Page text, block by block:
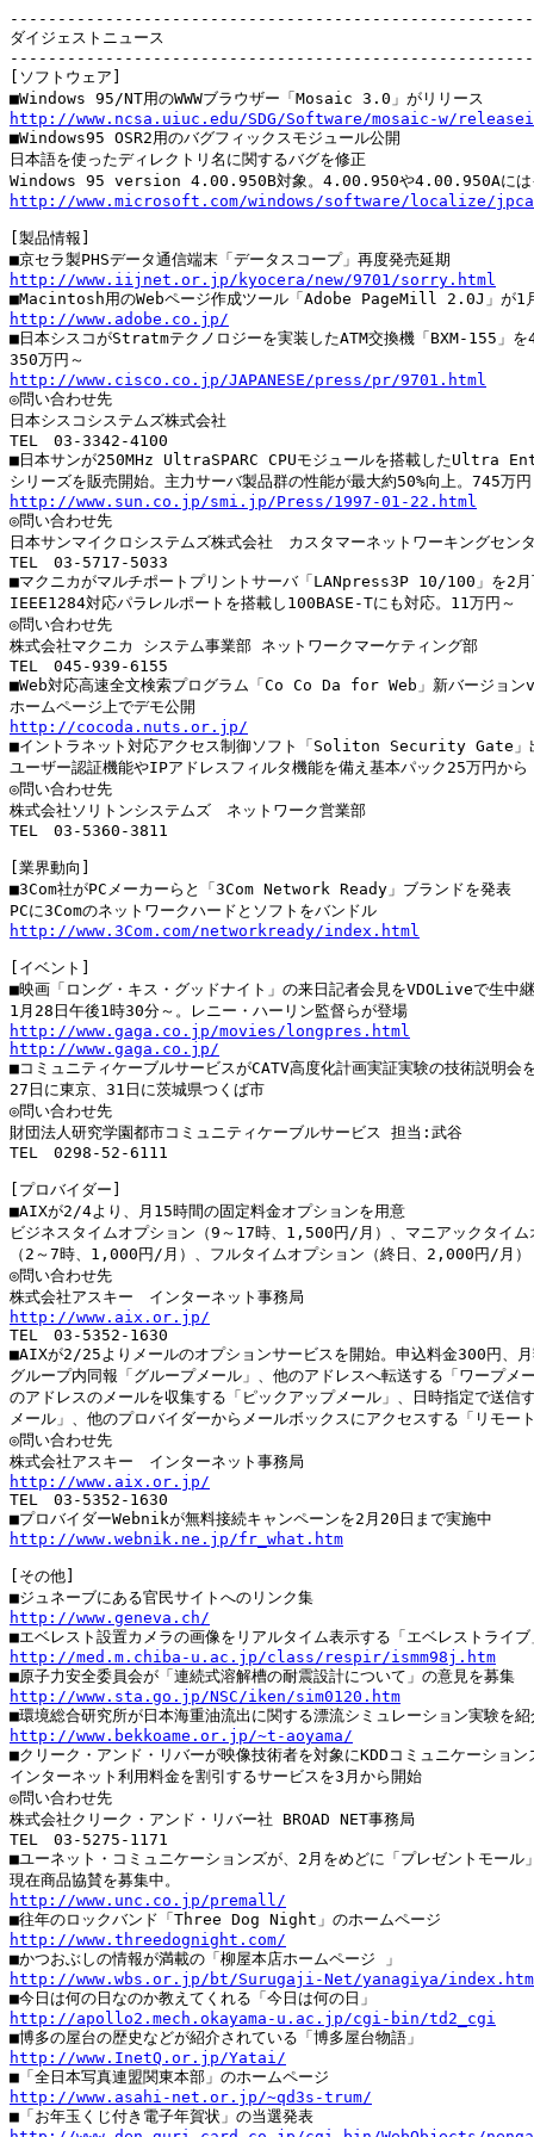
ダイジェストニュース
[ソフトウェア]
http://www.ncsa.uiuc.edu/SDG/Software/mosaic-w/
■Windows95 OSR2用のバグフィックスモジュール公開
日本語を使ったディレクトリ名に関するバグを修正
http://www.microsoft.com/windows/software/localize/
[製品情報]
http://www.iijnet.or.jp/kyocera/new/9701/sorry.html
http://www.adobe.co.jp/
■日本シスコがStratmテクノロジーを実装したATM交換機「BXM-155」を
http://www.cisco.co.jp/JAPANESE/press/pr/9701.html
◎問い合わせ先
日本シスコシステムズ株式会社
TEL　03-3342-4100
■日本サンが250MHz UltraSPARC CPUモジュールを搭載したUltra
http://www.sun.co.jp/smi.jp/Press/1997-01-22.html
◎問い合わせ先
日本サンマイクロシステムズ株式会社　カスタマーネットワーキングセン
TEL　03-5717-5033
■マクニカがマルチポートプリントサーバ「LANpress3P 10/100」を2月
IEEE1284対応パラレルポートを搭載し100BASE-Tにも対応。11万円～
◎問い合わせ先
株式会社マクニカ システム事業部 ネットワークマーケティング部
TEL　045-939-6155
■Web対応高速全文検索プログラム「Co Co Da for Web」新バージョ
http://cocoda.nuts.or.jp/
■イントラネット対応アクセス制御ソフト「Soliton Security Gate」
ユーザー認証機能やIPアドレスフィルタ機能を備え基本パック25万円から
◎問い合わせ先
株式会社ソリトンシステムズ　ネットワーク営業部
TEL　03-5360-3811
[業界動向]
■3Com社がPCメーカーらと「3Com Network Ready」ブランドを発表
http://www.3Com.com/networkready/index.html
[イベント]
■映画「ロング・キス・グッドナイト」の来日記者会見をVDOLiveで生中継
http://www.gaga.co.jp/movies/longpres.html
http://www.gaga.co.jp/
■コミュニティケーブルサービスがCATV高度化計画実証実験の技術説明会
27日に東京、31日に茨城県つくば市
◎問い合わせ先
財団法人研究学園都市コミュニティケーブルサービス 担当:武谷
TEL　0298-52-6111
[プロバイダー]
■AIXが2/4より、月15時間の固定料金オプションを用意
ビジネスタイムオプション（9～17時、1,500円/月）、マニアックタイム
（2～7時、1,000円/月）、フルタイムオプション（終日、2,000円/月）
◎問い合わせ先
http://www.aix.or.jp/
TEL　03-5352-1630
■AIXが2/25よりメールのオプションサービスを開始。申込料金300円、
グループ内同報「グループメール」、他のアドレスへ転送する「ワープメ
のアドレスのメールを収集する「ピックアップメール」、日時指定で送信
メール」、他のプロバイダーからメールボックスにアクセスする「リモー
◎問い合わせ先
http://www.aix.or.jp/
TEL　03-5352-1630
http://www.webnik.ne.jp/fr_what.htm
[その他]
http://www.geneva.ch/
http://med.m.chiba-u.ac.jp/class/respir/ismm98j.htm
http://www.sta.go.jp/NSC/iken/sim0120.htm
http://www.bekkoame.or.jp/~t-aoyama/
■クリーク・アンド・リバーが映像技術者を対象にKDDコミュニケーション
インターネット利用料金を割引するサービスを3月から開始
◎問い合わせ先
株式会社クリーク・アンド・リバー社 BROAD NET事務局
TEL　03-5275-1171
■ユーネット・コミュニケーションズが、2月をめどに「プレゼントモール
http://www.unc.co.jp/premall/
http://www.threedognight.com/
http://www.wbs.or.jp/bt/Surugaji-Net/yanagiya/index.htm
http://apollo2.mech.okayama-u.ac.jp/cgi-bin/td2_cgi
http://www.InetQ.or.jp/Yatai/
http://www.asahi-net.or.jp/~qd3s-trum/